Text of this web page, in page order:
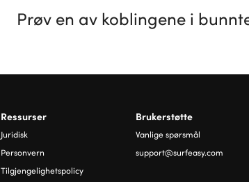
Prøv en av koblingene i
Ressurser
Juridisk
Personvern
Tilgjengelighetspolicy
Brukerstøtte
Vanlige spørsmål
support@surfeasy.com